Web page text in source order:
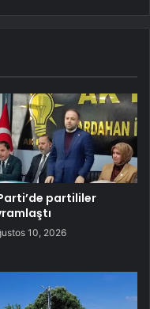
partililer
10, 2026